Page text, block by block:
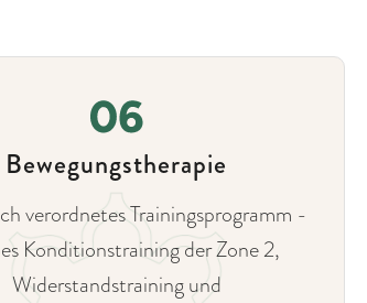
Bewegungstherapie
verordnetes Trainingsprogramm -
Konditionstraining der Zone 2,
Widerstandstraining und